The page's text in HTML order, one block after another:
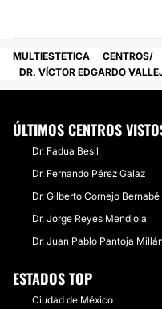
MULTIESTETICA CENTROS
DR. VÍCTOR EDGARDO
ÚLTIMOS CENTROS
Dr. Fadua Besil
Dr. Fernando Pérez Galaz
Dr. Gilberto Cornejo
Dr. Jorge Reyes Mendiola
Dr. Juan Pablo Pantoja
ESTADOS TOP
Ciudad de México